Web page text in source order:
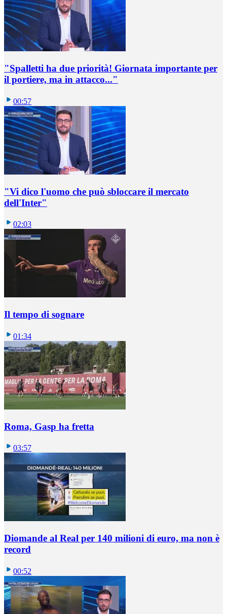
"Spalletti ha due priorità! Giornata importante per
il portiere, ma in attacco..."
00:57
"Vi dico l'uomo che può sbloccare il mercato
dell'Inter"
02:03
Il tempo di sognare
01:34
Roma, Gasp ha fretta
03:57
Diomande al Real per 140 milioni di euro, ma non è
record
00:52